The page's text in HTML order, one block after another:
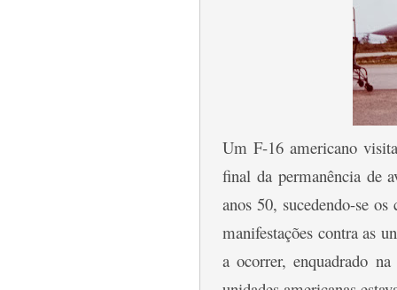
Um F-16 americano
final da permanência de
anos 50, sucedendo-se
manifestações contra as
a ocorrer, enquadrado